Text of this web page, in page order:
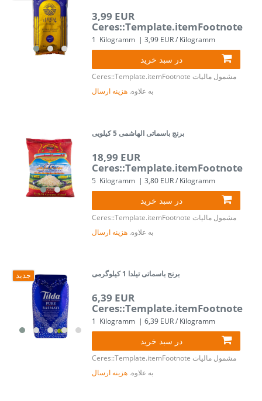
3,99 EUR
Ceres::Template.itemFootnote
1 Kilogramm | 3,99 EUR / Kilogramm
در سبد خرید
Ceres::Template.itemFootnote مشمول مالیات
به علاوه. هزینه ارسال
برنج باسماتی الهاشمی 5 کیلویی
18,99 EUR
Ceres::Template.itemFootnote
5 Kilogramm | 3,80 EUR / Kilogramm
در سبد خرید
Ceres::Template.itemFootnote مشمول مالیات
به علاوه. هزینه ارسال
جدید برنج باسماتی تیلدا 1 کیلوگرمی
6,39 EUR
Ceres::Template.itemFootnote
1 Kilogramm | 6,39 EUR / Kilogramm
در سبد خرید
Ceres::Template.itemFootnote مشمول مالیات
به علاوه. هزینه ارسال